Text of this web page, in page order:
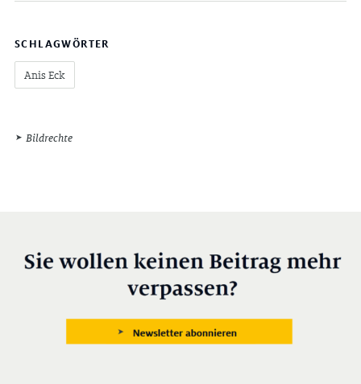
SCHLAGWÖRTER
Anis Eck
Bildrechte